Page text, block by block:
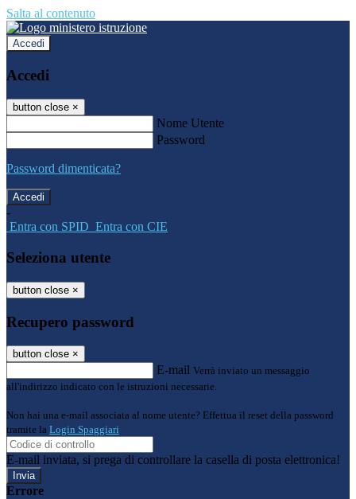
Salta al contenuto
Accedi
Accedi
button close ×
Nome Utente
Password
Password dimenticata?
-
Entra con SPID Entra con CIE
Seleziona utente
button close ×
Recupero password
button close ×
E-mail Verrà inviato un messaggio
all'indirizzo indicato con le istruzioni necessarie.
Non hai una e-mail associata al nome utente? Effettua il reset della password
tramite la Login Spaggiari
E-mail inviata, si prega di controllare la casella di posta elettronica!
Errore